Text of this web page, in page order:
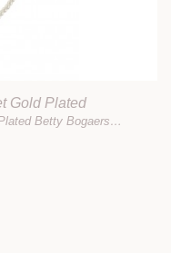
Gold Plated
Betty Bogaers…